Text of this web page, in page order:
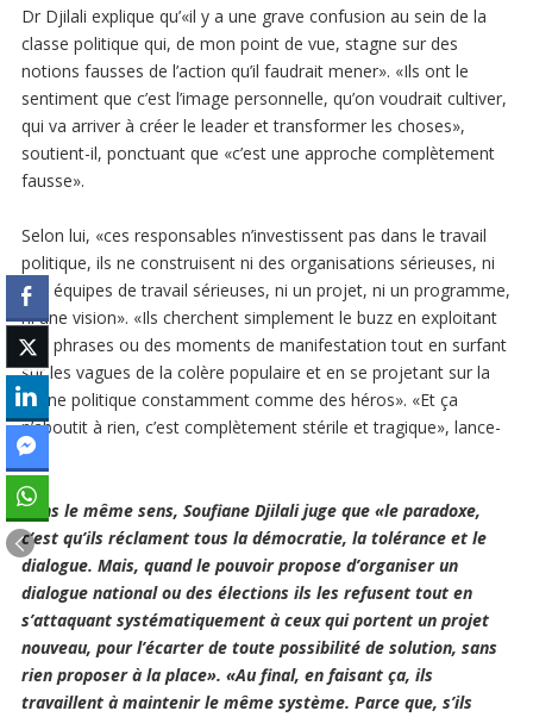
Dr Djilali explique qu’«il y a une grave confusion au sein de la
classe politique qui, de mon point de vue, stagne sur des
notions fausses de l’action qu’il faudrait mener». «Ils ont le
sentiment que c’est l’image personnelle, qu’on voudrait cultiver,
qui va arriver à créer le leader et transformer les choses»,
soutient-il, ponctuant que «c’est une approche complètement
fausse».
Selon lui, «ces responsables n’investissent pas dans le travail
politique, ils ne construisent ni des organisations sérieuses, ni
des équipes de travail sérieuses, ni un projet, ni un programme,
ni une vision». «Ils cherchent simplement le buzz en exploitant
des phrases ou des moments de manifestation tout en surfant
sur les vagues de la colère populaire et en se projetant sur la
scène politique constamment comme des héros». «Et ça
n’aboutit à rien, c’est complètement stérile et tragique», lance-
t-il.
Dans le même sens, Soufiane Djilali juge que «le paradoxe,
c’est qu’ils réclament tous la démocratie, la tolérance et le
dialogue. Mais, quand le pouvoir propose d’organiser un
dialogue national ou des élections ils les refusent tout en
s’attaquant systématiquement à ceux qui portent un projet
nouveau, pour l’écarter de toute possibilité de solution, sans
rien proposer à la place». «Au final, en faisant ça, ils
travaillent à maintenir le même système. Parce que, s’ils